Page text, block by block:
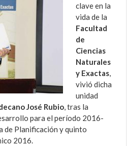
clave en la
vida de la
Facultad
de
Ciencias
Naturales
y Exactas,
vivió dicha
unidad
José Rubio, tras la
para el período 2016-
de Planificación y quinto
2016.